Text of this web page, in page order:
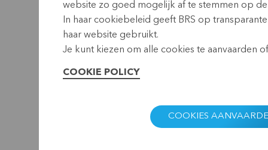
website zo goed mogelijk af te stemmen op
In haar cookiebeleid geeft BRS op
haar website gebruikt.
Je kunt kiezen om alle cookies te aanvaarden
COOKIE POLICY
COOKIES